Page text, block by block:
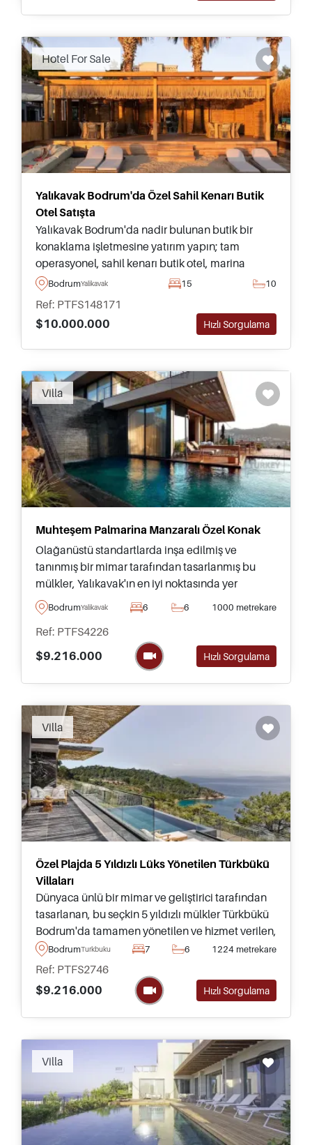
Hotel For Sale
Yalıkavak Bodrum'da Özel Sahil Kenarı Butik
Otel Satışta
Yalıkavak Bodrum'da nadir bulunan butik bir
konaklama işletmesine yatırım yapın; tam
operasyonel, sahil kenarı butik otel, marina
manzaraları, üstün misafir olanakları ve
BodrumYalikavak 15 10
Ref: PTFS148171
$10.000.000
Hızlı Sorgulama
Villa
Recommended
Muhteşem Palmarina Manzaralı Özel Konak
Olağanüstü standartlarda inşa edilmiş ve
tanınmış bir mimar tarafından tasarlanmış bu
mülkler, Yalıkavak'ın en iyi noktasında yer
almakta ve denizi gören muhteşem panoramik
manzaralar sunmaktadır.
BodrumYalikavak 6 6 1000 metrekare
Ref: PTFS4226
$9.216.000
Hızlı Sorgulama
Villa
Özel Plajda 5 Yıldızlı Lüks Yönetilen Türkbükü
Villaları
Dünyaca ünlü bir mimar ve geliştirici tarafından
tasarlanan, bu seçkin 5 yıldızlı mülkler Türkbükü
Bodrum'da tamamen yönetilen ve hizmet verilen,
okyanusa kısa bir yürüyüş mesafesinde özel plaja
erişimi olan villalardır.
BodrumTurkbuku 7 6 1224 metrekare
Ref: PTFS2746
$9.216.000
Hızlı Sorgulama
Villa
Recommended